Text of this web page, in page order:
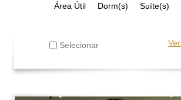
Área Útil
Dorm(s)
Suíte(s)
Selecionar